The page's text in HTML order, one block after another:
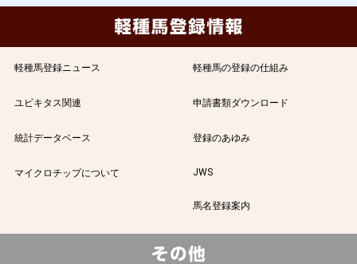
軽種馬登録ニュース 軽種馬の登録の仕組み
ユビキタス関連 申請書類ダウンロード
統計データベース 登録のあゆみ
マイクロチップについて JWS
馬名登録案内